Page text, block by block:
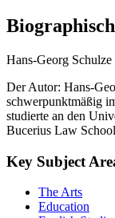
Hans-Georg
Der Autor: Hans-
schwerpunktmäßig
studierte an den
Bucerius Law
Key Subject
The Arts
Education